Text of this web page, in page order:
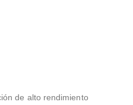
de alto rendimiento